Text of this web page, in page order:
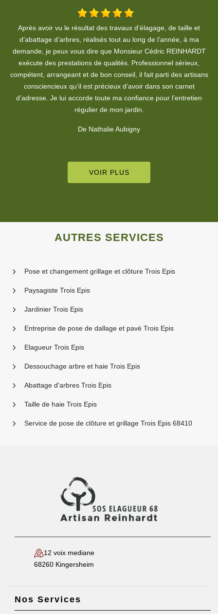
De Claude Davi
VOIR PLUS
AUTRES SERVICES
Pose et changement grillage et clôture Trois Epis
Paysagiste Trois Epis
Jardinier Trois Epis
Entreprise de pose de dallage et pavé Trois Epis
Elagueur Trois Epis
Dessouchage arbre et haie Trois Epis
Abattage d'arbres Trois Epis
Taille de haie Trois Epis
Service de pose de clôture et grillage Trois Epis 68410
12 voix mediane
68260 Kingersheim
Nos Services